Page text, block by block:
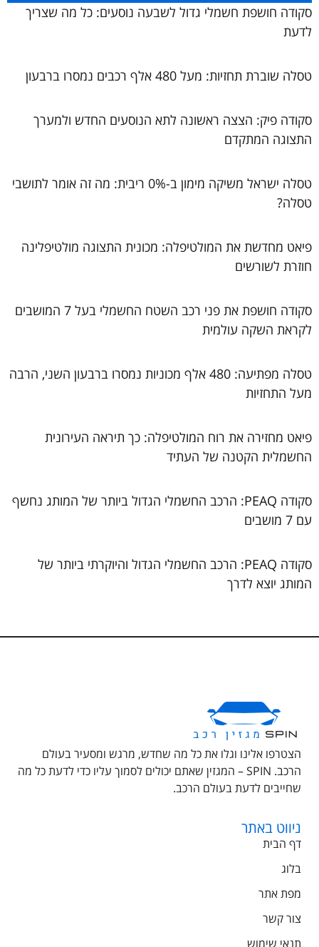
סקודה חושפת חשמלי גדול לשבעה נוסעים: כל מה שצריך
לדעת
טסלה שוברת תחזיות: מעל 480 אלף רכבים נמסרו ברבעון
סקודה פיק: הצצה ראשונה לתא הנוסעים החדש ולמערך
התצוגה המתקדם
טסלה ישראל משיקה מימון ב-0% ריבית: מה זה אומר לתושבי
טסלה?
פיאט מחדשת את המולטיפלה: מכונית התצוגה מולטיפלינה
חוזרת לשורשים
סקודה חושפת את פני רכב השטח החשמלי בעל 7 המושבים
לקראת השקה עולמית
טסלה מפתיעה: 480 אלף מכוניות נמסרו ברבעון השני, הרבה
מעל התחזיות
פיאט מחזירה את רוח המולטיפלה: כך תיראה העירונית
החשמלית הקטנה של העתיד
סקודה PEAQ: הרכב החשמלי הגדול ביותר של המותג נחשף
עם 7 מושבים
סקודה PEAQ: הרכב החשמלי הגדול והיוקרתי ביותר של
המותג יוצא לדרך
הצטרפו אלינו וגלו את כל מה שחדש, מרגש ומסעיר בעולם
הרכב. SPIN – המגזין שאתם יכולים לסמוך עליו כדי לדעת כל מה
שחייבים לדעת בעולם הרכב.
ניווט באתר
דף הבית
בלוג
מפת אתר
צור קשר
תנאי שימוש